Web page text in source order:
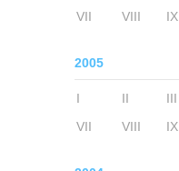
VII
VIII IX
2005
I II III
VII
VIII IX